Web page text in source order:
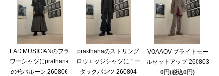
LAD MUSICIANのフラ
ワーシャツにprathana
の袴バルーン 260806
prasthanaのストリング
ロウエッジシャツにニー
タックパンツ 260804
VOAAOV ブライトモー
ルセットアップ 260803
0円(税込0円)